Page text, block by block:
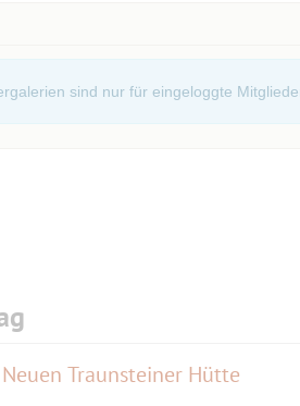
sind nur für eingeloggte
Traunsteiner Hütte